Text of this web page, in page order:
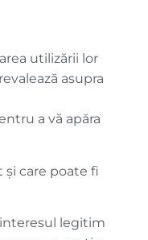
utilizării lor
asupra
a vă apăra
care poate fi
legitim